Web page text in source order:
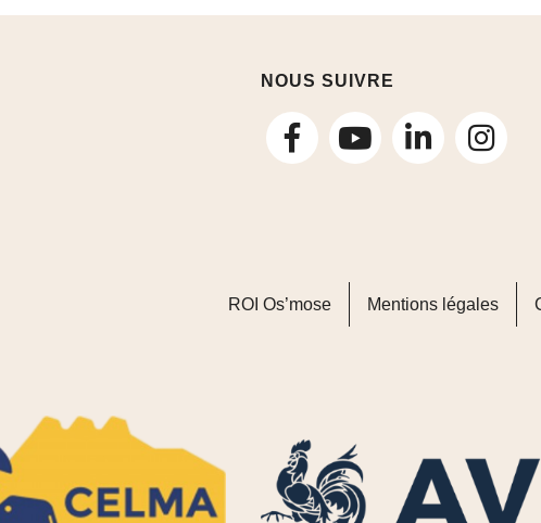
NOUS SUIVRE
suivez-
Facebook
suivez-
LinkedIn
ROI Os’mose Mentions légales